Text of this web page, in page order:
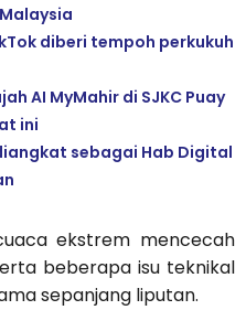
diberi tempoh perkukuh
AI MyMahir di SJKC Puay
ini
sebagai Hab Digital
ekstrem mencecah
beberapa isu teknikal
sepanjang liputan.